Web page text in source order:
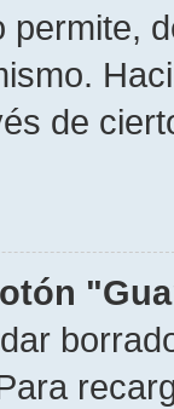
permite,
de